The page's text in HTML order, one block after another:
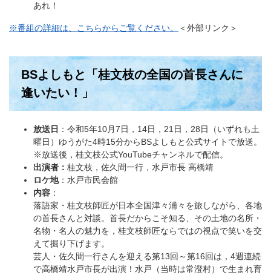
あれ！
※番組の詳細は、こちらからご覧ください。 ＜外部リンク＞
BSよしもと「桂文枝の全国の首長さんに
逢いたい！」
放送日 ：令和5年10月7日，14日，21日，28日（いずれも土
曜日）ゆうがた4時15分からBSよしもと公式サイトで放送。
※放送後，桂文枝公式YouTubeチャンネルで配信。
出演者： 桂文枝，佐久間一行，水戸市長 高橋靖
ロケ地：水戸市民会館
内容 ：
落語家・桂文枝師匠が日本全国津々浦々を旅しながら、各地
の首長さんと対談。首長だからこそ知る、その土地の名所・
名物・名人の魅力を，桂文枝師匠ならではの視点で笑いを交
えて掘り下げます。
芸人・佐久間一行さんを迎える第13回～第16回は，4週連続
で高橋靖水戸市長が出演！水戸（当時は常澄村）で生まれ育